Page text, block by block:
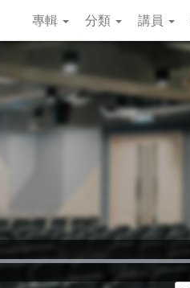
專輯 分類 講員